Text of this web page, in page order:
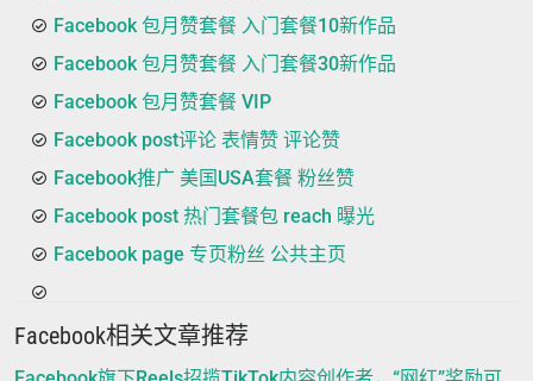
Facebook 包月赞套餐 入门套餐10新作品
Facebook 包月赞套餐 入门套餐30新作品
Facebook 包月赞套餐 VIP
Facebook post评论 表情赞 评论赞
Facebook推广 美国USA套餐 粉丝赞
Facebook post 热门套餐包 reach 曝光
Facebook page 专页粉丝 公共主页
Facebook相关文章推荐